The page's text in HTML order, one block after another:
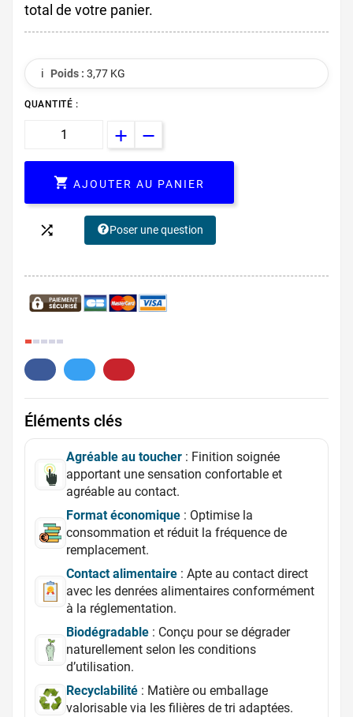
total de votre panier.
ℹ️ Poids : 3,77 KG
QUANTITÉ :
 AJOUTER AU PANIER
 Poser une question
Éléments clés
Agréable au toucher : Finition soignée
apportant une sensation confortable et
agréable au contact.
Format économique : Optimise la
consommation et réduit la fréquence de
remplacement.
Contact alimentaire : Apte au contact direct
avec les denrées alimentaires conformément
à la réglementation.
Biodégradable : Conçu pour se dégrader
naturellement selon les conditions
d’utilisation.
Recyclabilité : Matière ou emballage
valorisable via les filières de tri adaptées.